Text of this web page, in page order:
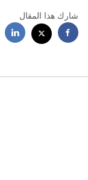
شارك هذا المقال